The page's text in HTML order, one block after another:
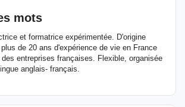
mots
et formatrice expérimentée. D'origine
de 20 ans d'expérience de vie en France
entreprises françaises. Flexible, organisée
anglais- français.